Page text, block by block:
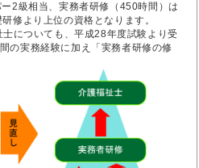
2級相当、実務者研修（450時間）は
修より上位の資格となります。
についても、平成28年度試験より受
の実務経験に加え「実務者研修の修